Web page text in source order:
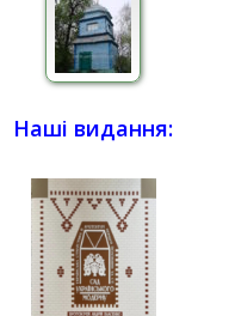
Наші видання: